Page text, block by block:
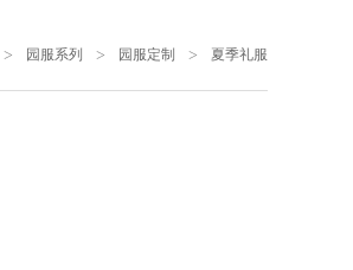
园服系列 园服定制 夏季礼服